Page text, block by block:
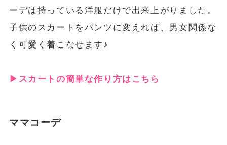
ーデは持っている洋服だけで出来上がりました。
子供のスカートをパンツに変えれば、男女関係な
く可愛く着こなせます♪
▶︎スカートの簡単な作り方はこちら
ママコーデ